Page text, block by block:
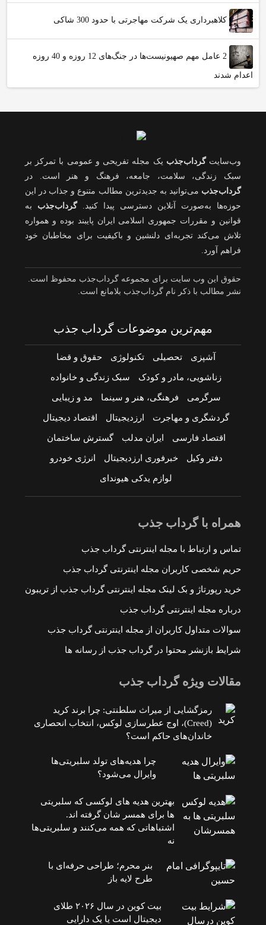
کلاهبرداری یک شرکت مهاجرتی با حدود 300 شاکی
2 عامل مهم صهیونیست‌ها در جنگ‌های 12 روزه و 40 روزه
اعدام شدند
وب‌سایتگرداب‌جذب یک مجله تفریحی و عمومی با تمرکز بر
سبک زندگی، سلامت، جامعه، فرهنگ و هنر است. در
گرداب‌جذب می‌توانید به جدیدترین مطالب متنوع و جذاب در این
حوزه‌ها به‌صورت آنلاین دسترسی پیدا کنید.گرداب‌جذب به
قوانین و مقررات جمهوری اسلامی ایران پایبند بوده و همواره
تلاش می‌کند تجربه‌ای دلنشین و باکیفیت برای مخاطبان خود
فراهم آورد.
حقوق این وب سایت برای مجموعه گرداب‌جذب محفوظ است.
نشر مطالب با ذکر نام گرداب‌جذب بلامانع است.
مهم‌ترین موضوعات گرداب جذب
آشپزی تحصیلی تکنولوژی حقوق و قضا
زناشویی، مادر و کودک سبک زندگی و خانواده
سرگرمی فرهنگی، هنر و سینما مد و زیبایی
گردشگری و مهاجرت ارزدیجیتال اقتصاد دیجیتال
اقتصاد فارسی ایران مدلب گسترش ساختمان
دفتر وکیل خبرفوری ارزدیجیتال انرژی خودرو
لوازم یدکی هیوندای
همراه با گرداب جذب
تماس و ارتباط با مجله اینترنتی گرداب جذب
حریم شخصی کاربران مجله اینترنتی گرداب جذب
خرید رپورتاژ و بک لینک مجله اینترنتی گرداب جذب از تریبون
درباره مجله اینترنتی گرداب جذب
سوالات متداول کاربران از مجله اینترنتی گرداب جذب
شرایط بازنشر محتوا در گرداب جذب از رسانه ها
مقالات ویژه گرداب جذب
رمزگشایی از میراث سلطنتی: چرا برند کرید
(Creed)، اوج عطرسازی لوکس، انتخاب انحصاری
خاندان‌های حاکم است؟
چرا هدیه‌های تولد سلبریتی‌ها
وایرال می‌شود؟
بهترین هدیه های لوکسی که سلبریتی
ها برای همسر شان گرفته اند.
اشتباهاتی که همه می‌کنند و سلبریتی‌ها
نه
بنر محرم؛ طراحی حرفه‌ای با
طرح لایه باز
بیت کوین در سال ۲۰۲۶ طلای
دیجیتال است یا یک دارایی